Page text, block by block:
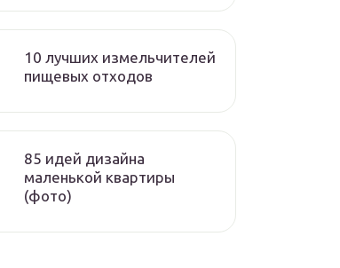
10 лучших измельчителей
пищевых отходов
85 идей дизайна
маленькой квартиры
(фото)